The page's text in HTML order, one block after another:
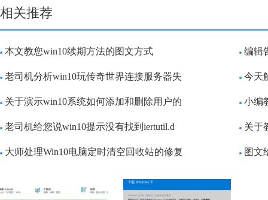
相关推荐
本文教您win10续期方法的图文方式 编辑
老司机分析win10玩传奇世界连接服务器失 今天
关于演示win10系统如何添加和删除用户的 小编
老司机给您说win10提示没有找到iertutil.d 关于
大师处理Win10电脑定时清空回收站的修复 图文